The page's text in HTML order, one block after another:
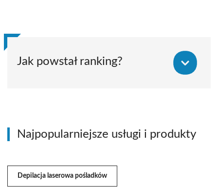
Jak powstał ranking?
Najpopularniejsze usługi i produkty
Depilacja laserowa pośladków